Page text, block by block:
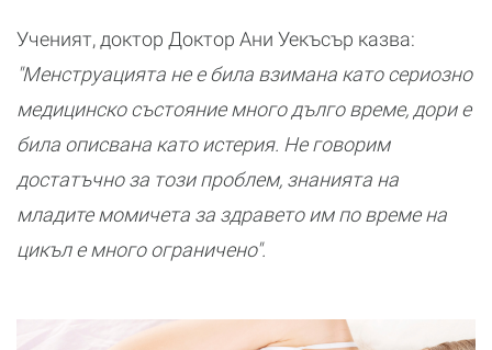
Ученият, доктор Доктор Ани Уекъсър казва:
"Менструацията не е била взимана като сериозно
медицинско състояние много дълго време, дори е
била описвана като истерия. Не говорим
достатъчно за този проблем, знанията на
младите момичета за здравето им по време на
цикъл е много ограничено".